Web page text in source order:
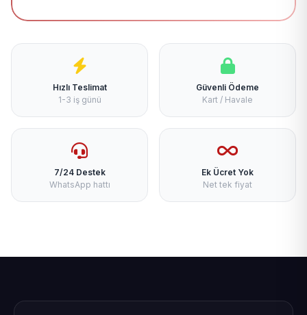
Hızlı Teslimat
1-3 iş günü
Güvenli Ödeme
Kart / Havale
7/24 Destek
WhatsApp hattı
Ek Ücret Yok
Net tek fiyat